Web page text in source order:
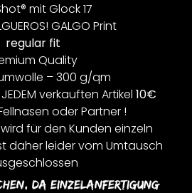
mit Glock 17
GALGO Print
regular fit
Quality
– 300 g/qm
verkauften Artikel 10€
oder Partner !
für den Kunden einzeln
daher leider vom Umtausch
Da Einzelanfertigung